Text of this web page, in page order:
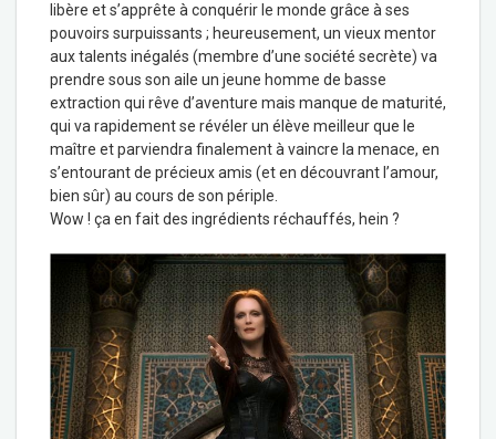
libère et s’apprête à conquérir le monde grâce à ses
pouvoirs surpuissants ; heureusement, un vieux mentor
aux talents inégalés (membre d’une société secrète) va
prendre sous son aile un jeune homme de basse
extraction qui rêve d’aventure mais manque de maturité,
qui va rapidement se révéler un élève meilleur que le
maître et parviendra finalement à vaincre la menace, en
s’entourant de précieux amis (et en découvrant l’amour,
bien sûr) au cours de son périple.
Wow ! ça en fait des ingrédients réchauffés, hein ?